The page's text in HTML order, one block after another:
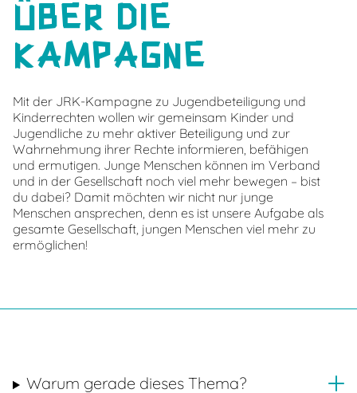
Über die
Kampagne
Mit der JRK-Kampagne zu Jugendbeteiligung und
Kinderrechten wollen wir gemeinsam Kinder und
Jugendliche zu mehr aktiver Beteiligung und zur
Wahrnehmung ihrer Rechte informieren, befähigen
und ermutigen. Junge Menschen können im Verband
und in der Gesellschaft noch viel mehr bewegen – bist
du dabei? Damit möchten wir nicht nur junge
Menschen ansprechen, denn es ist unsere Aufgabe als
gesamte Gesellschaft, jungen Menschen viel mehr zu
ermöglichen!
Warum gerade dieses Thema?